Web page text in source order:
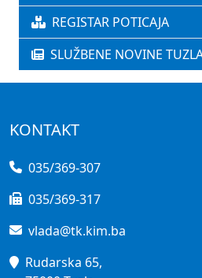
REGISTAR POTICAJA
SLUŽBENE NOVINE
KONTAKT
035/369-307
035/369-317
vlada@tk.kim.ba
Rudarska 65,